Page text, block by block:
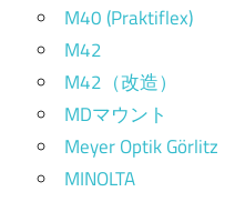
M40 (Praktiflex)
M42
M42（改造）
MDマウント
Meyer Optik Görlitz
MINOLTA